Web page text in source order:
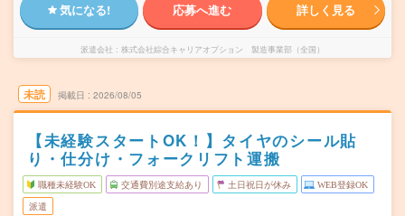
気になる! 応募へ進む 詳しく見る
派遣会社 株式会社綜合キャリアオプション 製造事業部（全国）
未読 掲載日 2026/08/05
【未経験スタートOK！】タイヤのシール貼
り・仕分け・フォークリフト運搬
職種未経験OK 交通費別途支給あり 土日祝日が休み WEB登録OK
派遣